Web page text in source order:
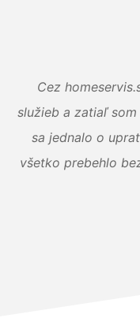
Cez
služieb a zatiaľ
sa jednalo o
všetko prebehlo